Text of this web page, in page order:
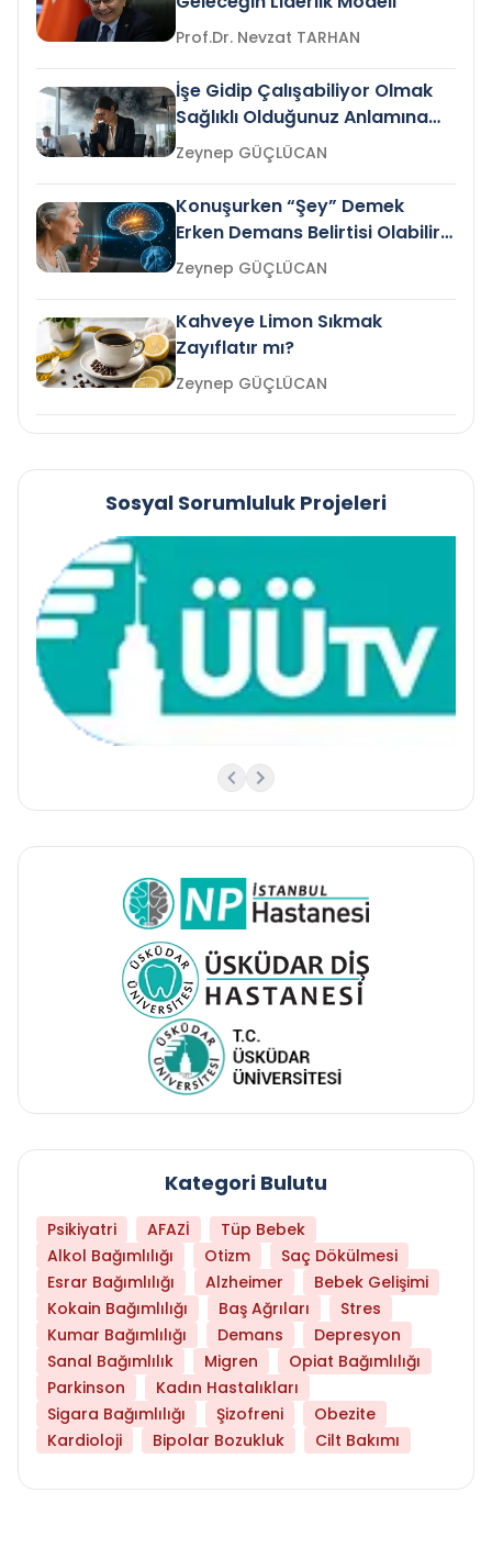
Prof.Dr. Nevzat TARHAN
İşe Gidip Çalışabiliyor Olmak
Sağlıklı Olduğunuz Anlamına
Gelir mi?Zeynep GÜÇLÜCAN
Konuşurken “Şey” Demek
Erken Demans Belirtisi Olabilir
mi?
Zeynep GÜÇLÜCAN
Kahveye Limon Sıkmak
Zayıflatır mı?
Zeynep GÜÇLÜCAN
Sosyal Sorumluluk Projeleri
Kategori Bulutu
Psikiyatri AFAZİ
Tüp Bebek
Alkol Bağımlılığı
Otizm
Saç Dökülmesi
Esrar Bağımlılığı
Alzheimer
Bebek Gelişimi
Kokain Bağımlılığı
Baş Ağrıları
Stres
Kumar Bağımlılığı
Demans
Depresyon
Sanal Bağımlılık
Migren
Opiat Bağımlılığı
Parkinson
Kadın Hastalıkları
Sigara Bağımlılığı
Şizofreni
Obezite
Kardioloji
Bipolar Bozukluk Cilt Bakımı